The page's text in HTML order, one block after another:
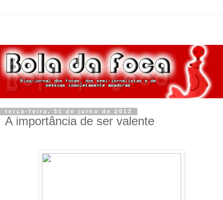
terça-feira, 31 de julho de 2012
A importância de ser valente